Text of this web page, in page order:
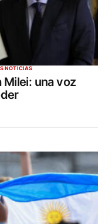
NOTICIAS
Milei: una voz